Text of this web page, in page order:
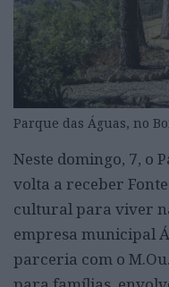
Parque das Águas, no
Neste domingo, 7, o
volta a receber
cultural para viver
empresa municipal
parceria com o